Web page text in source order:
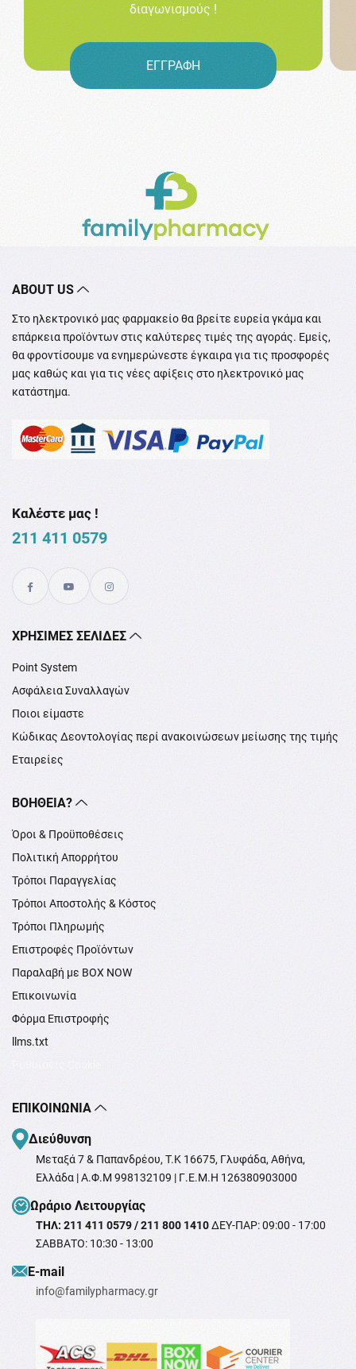
διαγωνισμούς !
ΕΓΓΡΑΦΗ
ABOUT US
Στο ηλεκτρονικό μας φαρμακείο θα βρείτε ευρεία γκάμα και
επάρκεια προϊόντων στις καλύτερες τιμές της αγοράς. Εμείς,
θα φροντίσουμε να ενημερώνεστε έγκαιρα για τις προσφορές
μας καθώς και για τις νέες αφίξεις στο ηλεκτρονικό μας
κατάστημα.
Καλέστε μας !
211 411 0579
XΡΉΣΙΜΕΣ ΣΕΛΊΔΕΣ
Point System
Ασφάλεια Συναλλαγών
Ποιοι είμαστε
Κώδικας Δεοντολογίας περί ανακοινώσεων μείωσης της τιμής
Εταιρείες
ΒΟΉΘΕΙΑ?
Όροι & Προϋποθέσεις
Πολιτική Απορρήτου
Τρόποι Παραγγελίας
Τρόποι Αποστολής & Κόστος
Τρόποι Πληρωμής
Επιστροφές Προϊόντων
Παραλαβή με BOX NOW
Επικοινωνία
Φόρμα Επιστροφής
llms.txt
ΕΠΙΚΟΙΝΩΝΊΑ
Διεύθυνση
Μεταξά 7 & Παπανδρέου, T.K 16675, Γλυφάδα, Αθήνα,
Ελλάδα | Α.Φ.Μ 998132109 | Γ.Ε.Μ.Η 126380903000
Ωράριο Λειτουργίας
ΤΗΛ: 211 411 0579 / 211 800 1410ΔΕΥ-ΠΑΡ: 09:00 - 17:00
ΣΑΒΒΑΤΟ: 10:30 - 13:00
Ε-mail
info@familypharmacy.gr